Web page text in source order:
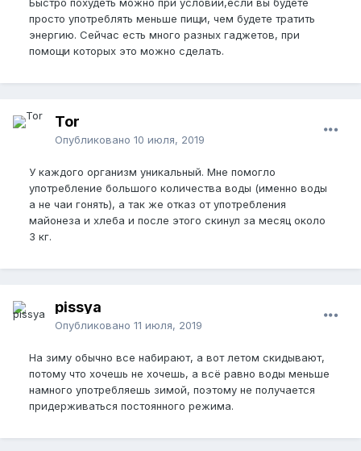
просто употреблять меньше пищи, чем будете тратить
энергию. Сейчас есть много разных гаджетов, при
помощи которых это можно сделать.
Tor
Опубликовано 10 июля, 2019
У каждого организм уникальный. Мне помогло
употребление большого количества воды (именно воды
а не чаи гонять), а так же отказ от употребления
майонеза и хлеба и после этого скинул за месяц около
3 кг.
pissya
Опубликовано 11 июля, 2019
На зиму обычно все набирают, а вот летом скидывают,
потому что хочешь не хочешь, а всё равно воды меньше
намного употребляешь зимой, поэтому не получается
придерживаться постоянного режима.